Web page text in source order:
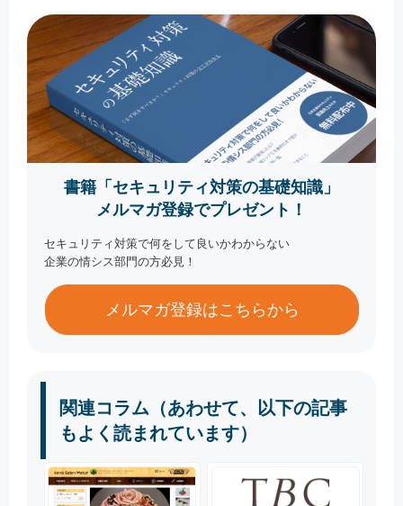
書籍「セキュリティ対策の基礎知識」
メルマガ登録でプレゼント！
セキュリティ対策で何をして良いかわからない
企業の情シス部門の方必見！
メルマガ登録はこちらから
関連コラム（あわせて、以下の記事
もよく読まれています）